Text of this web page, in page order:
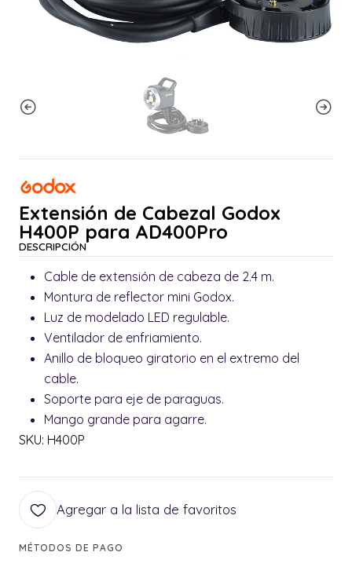
Extensión de Cabezal Godox
H400P para AD400Pro
DESCRIPCIÓN
Cable de extensión de cabeza de 2.4 m.
Montura de reflector mini Godox.
Luz de modelado LED regulable.
Ventilador de enfriamiento.
Anillo de bloqueo giratorio en el extremo del
cable.
Soporte para eje de paraguas.
Mango grande para agarre.
SKU: H400P
Agregar a la lista de favoritos
MÉTODOS DE PAGO